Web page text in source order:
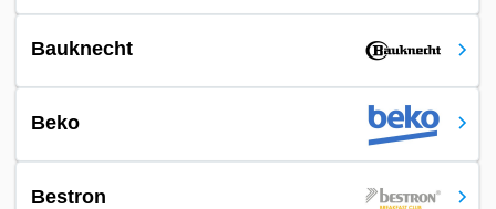
Bauknecht
Beko
Bestron